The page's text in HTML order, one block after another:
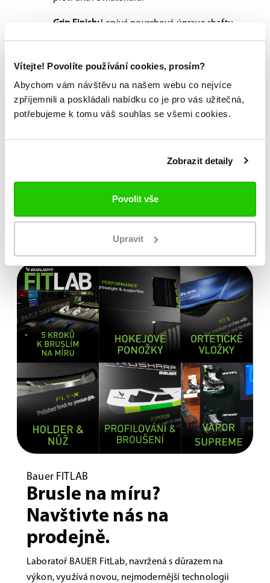
Vítejte! Povolíte používání cookies, prosím?
Abychom vám návštěvu na našem webu co nejvíce
zpříjemnili a poskládali nabídku co je pro vás užitečná,
potřebujeme k tomu váš souhlas se všemi cookies.
Zobrazit detaily
Povolit vše
Upravit
Grip Finish:Lepivá povrchová úprava shaftu
zaručuje, že vám hokejka v rukavicích
střelách.
Délka:165cm
Možnost vyzkoušení a výběru na míru na
od výrobce
Bauer FITLAB
Brusle na míru?
Navštivte nás na
prodejně.
Laboratoř BAUER FitLab, navržená s důrazem na
výkon, využívá novou, nejmodernější technologii